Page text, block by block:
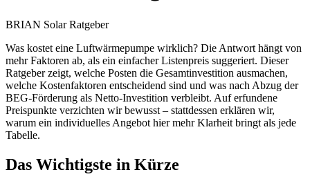
BRIAN Solar Ratgeber
Was kostet eine Luftwärmepumpe wirklich? Die Antwort hängt von
mehr Faktoren ab, als ein einfacher Listenpreis suggeriert. Dieser
Ratgeber zeigt, welche Posten die Gesamtinvestition ausmachen,
welche Kostenfaktoren entscheidend sind und was nach Abzug der
BEG-Förderung als Netto-Investition verbleibt. Auf erfundene
Preispunkte verzichten wir bewusst – stattdessen erklären wir,
warum ein individuelles Angebot hier mehr Klarheit bringt als jede
Tabelle.
Das Wichtigste in Kürze